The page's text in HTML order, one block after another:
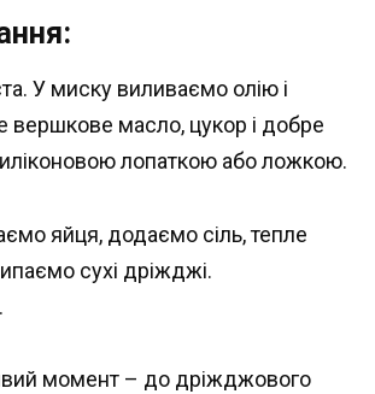
У миску виливаємо олію і
вершкове масло, цукор і добре
лопаткою або ложкою.
яйця, додаємо сіль, тепле
сухі дріжджі.
момент – до дріжджового